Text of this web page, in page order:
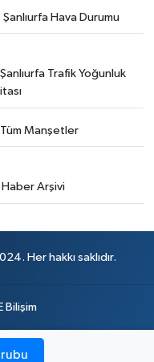
Şanlıurfa Hava Durumu
Şanlıurfa Trafik Yoğunluk
Tüm Manşetler
Haber Arşivi
Her hakkı saklıdır.
Bilişim